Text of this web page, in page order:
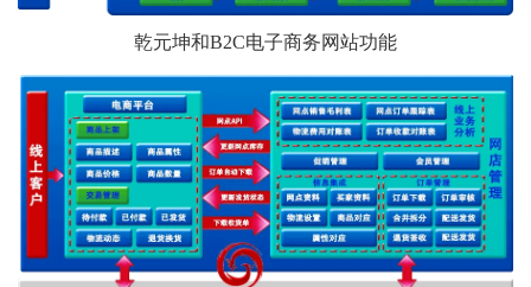
乾元坤和B2C电子商务网站功能